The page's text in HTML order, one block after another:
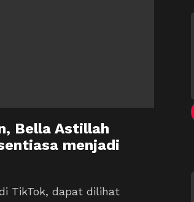
Bella Astillah
menjadi
TikTok, dapat dilihat